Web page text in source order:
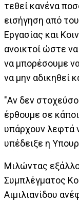
τεθεί κανένα
εισήγηση από
Εργασίας και
ανοικτοί ώστε
να μπορέσουμε
να μην αδικηθεί
"Αν δεν
έρθουμε σε
υπάρχουν λεφτά
υπέδειξε η
Μιλώντας
Συμπλέγματος
Αιμιλιανίδου